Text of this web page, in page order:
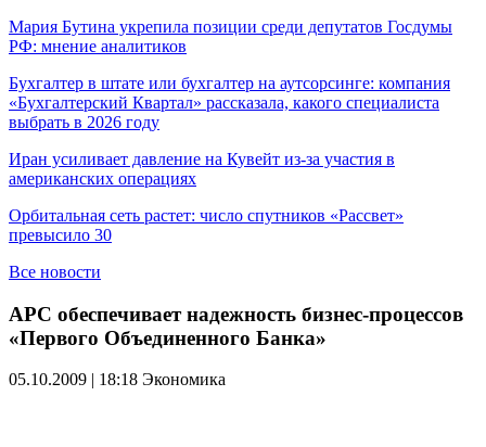
Мария Бутина укрепила позиции среди депутатов Госдумы
РФ: мнение аналитиков
Бухгалтер в штате или бухгалтер на аутсорсинге: компания
«Бухгалтерский Квартал» рассказала, какого специалиста
выбрать в 2026 году
Иран усиливает давление на Кувейт из-за участия в
американских операциях
Орбитальная сеть растет: число спутников «Рассвет»
превысило 30
Все новости
APC обеспечивает надежность бизнес-процессов
«Первого Объединенного Банка»
05.10.2009 | 18:18 Экономика